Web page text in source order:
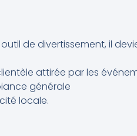
outil de divertissement, il
attirée par les
générale
locale.